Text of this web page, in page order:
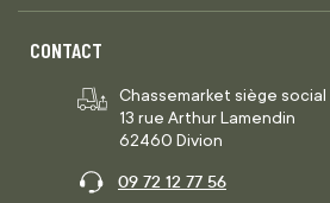
CONTACT
Chassemarket siège social
13 rue Arthur Lamendin
62460 Divion
09 72 12 77 56